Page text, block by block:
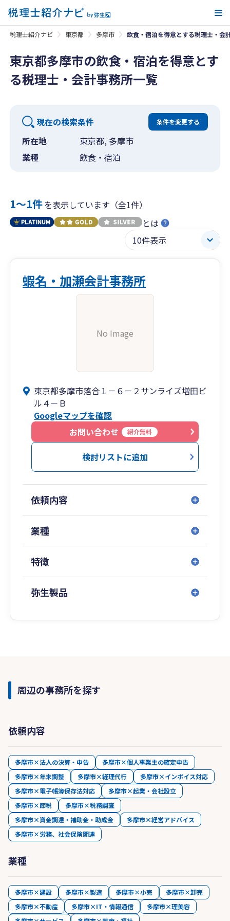
税理士紹介ナビ 東京都 多摩市 飲食・宿泊を得意とする税理士・会
東京都多摩市の飲食・宿泊を得意とす
る税理士・会計事務所一覧
現在の検索条件 条件を変更する
所在地
東京都, 多摩市
業種
飲食・宿泊
1〜1件を表示しています（全1件）
とは
蝦名・加瀬会計事務所
No Image
東京都多摩市落合１－６－２サンライズ増田ビ
ル４－Ｂ
Googleマップを確認
お問い合わせ
紹介無料
検討リストに追加
依頼内容
業種
特徴
弥生製品
周辺の事務所を探す
依頼内容
多摩市×法人の決算・申告
多摩市×個人事業主の確定申告
多摩市×年末調整
多摩市×経理代行
多摩市×インボイス対応
多摩市×電子帳簿保存法対応
多摩市×起業・会社設立
多摩市×節税
多摩市×税務調査
多摩市×資金調達・補助金・助成金
多摩市×経営アドバイス
多摩市×労務、社会保険関連
業種
多摩市×建設 多摩市×製造 多摩市×小売
多摩市×卸売
多摩市×不動産
多摩市×IT・情報通信
多摩市×理美容